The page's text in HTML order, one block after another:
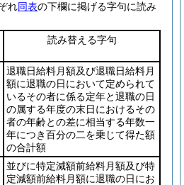
れ同表の下欄に掲げる字句に読み
読み替える字句
退職日給料月額及び退職日給料月
額に退職の日において定められて
いるその者に係る定年と退職の日
の属する年度の末日におけるその
者の年齢との差に相当する年数一
年につき百分の二を乗じて得た額
の合計額
並びに特定減額前給料月額及び特
定減額前給料月額に退職の日にお